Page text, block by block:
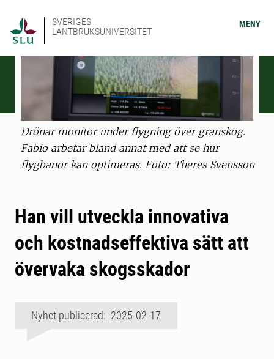
SVERIGES
LANTBRUKSUNIVERSITET
MENY
Drönar monitor under flygning över granskog.
Fabio arbetar bland annat med att se hur
flygbanor kan optimeras. Foto: Theres Svensson
Han vill utveckla innovativa
och kostnadseffektiva sätt att
övervaka skogsskador
Nyhet publicerad: 2025-02-17